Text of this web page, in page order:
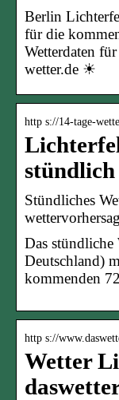
Berlin
für die
Wetterdaten
wetter.de ☀
http s://14-tage-
stündlich
Stündliches
Das
Deutschland)
kommenden
http s://
Wetter